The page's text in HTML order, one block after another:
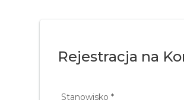
Rejestracja na